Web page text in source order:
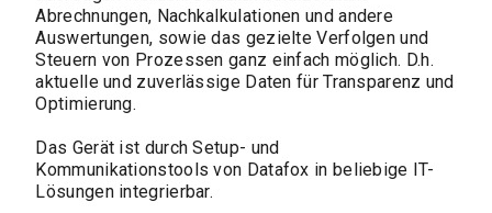
Abrechnungen, Nachkalkulationen und andere
Auswertungen, sowie das gezielte Verfolgen und
Steuern von Prozessen ganz einfach möglich. D.h.
aktuelle und zuverlässige Daten für Transparenz und
Optimierung.
Das Gerät ist durch Setup- und
Kommunikationstools von Datafox in beliebige IT-
Lösungen integrierbar.